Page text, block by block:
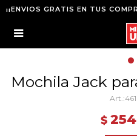
¡¡ENVIOS GRATIS EN TUS

Mochila Jack
$ 254